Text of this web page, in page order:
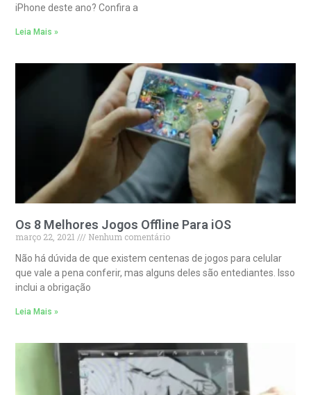
iPhone deste ano? Confira a
Leia Mais »
Os 8 Melhores Jogos Offline Para iOS
março 22, 2021
Nenhum comentário
Não há dúvida de que existem centenas de jogos para celular
que vale a pena conferir, mas alguns deles são entediantes. Isso
inclui a obrigação
Leia Mais »